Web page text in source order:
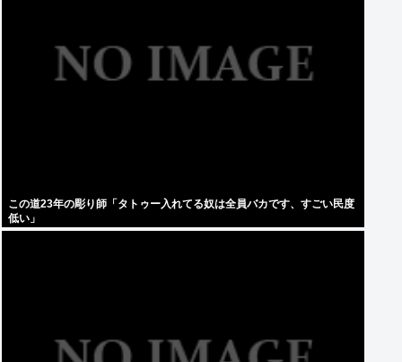
この道23年の彫り師「タトゥー入れてる奴は全員バカです、すごい民度
低い」